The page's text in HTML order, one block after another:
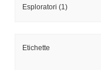
Esploratori (1)
Etichette